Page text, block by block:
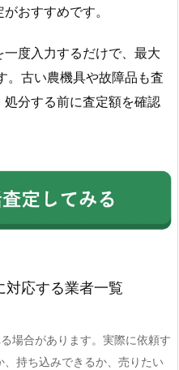
おすすめです。
度入力するだけで、最大
。古い農機具や故障品も査
分する前に査定額を確認
対応する業者一覧
場合があります。実際に依頼す
持ち込みできるか、売りたい